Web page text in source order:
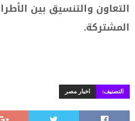
التعاون والتنسيق بين
المشتركة.
التصنيف: اخبار مصر